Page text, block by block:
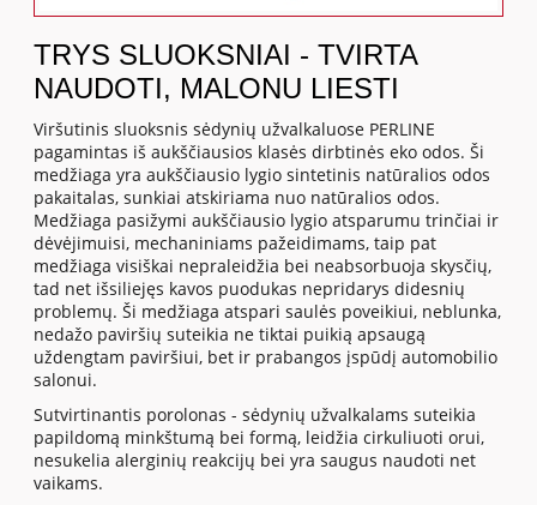
TRYS SLUOKSNIAI - TVIRTA
NAUDOTI, MALONU LIESTI
Viršutinis sluoksnis sėdynių užvalkaluose PERLINE
pagamintas iš aukščiausios klasės dirbtinės eko odos. Ši
medžiaga yra aukščiausio lygio sintetinis natūralios odos
pakaitalas, sunkiai atskiriama nuo natūralios odos.
Medžiaga pasižymi aukščiausio lygio atsparumu trinčiai ir
dėvėjimuisi, mechaniniams pažeidimams, taip pat
medžiaga visiškai nepraleidžia bei neabsorbuoja skysčių,
tad net išsiliejęs kavos puodukas nepridarys didesnių
problemų. Ši medžiaga atspari saulės poveikiui, neblunka,
nedažo paviršių suteikia ne tiktai puikią apsaugą
uždengtam paviršiui, bet ir prabangos įspūdį automobilio
salonui.
Sutvirtinantis porolonas - sėdynių užvalkalams suteikia
papildomą minkštumą bei formą, leidžia cirkuliuoti orui,
nesukelia alerginių reakcijų bei yra saugus naudoti net
vaikams.